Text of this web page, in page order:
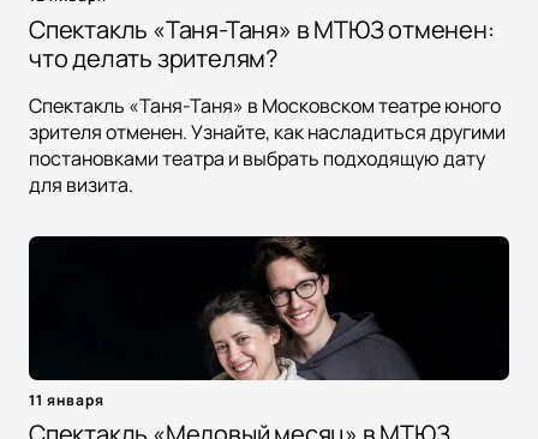
Спектакль «Таня-Таня» в МТЮЗ отменен:
что делать зрителям?
Спектакль «Таня-Таня» в Московском театре юного
зрителя отменен. Узнайте, как насладиться другими
постановками театра и выбрать подходящую дату
для визита.
11 января